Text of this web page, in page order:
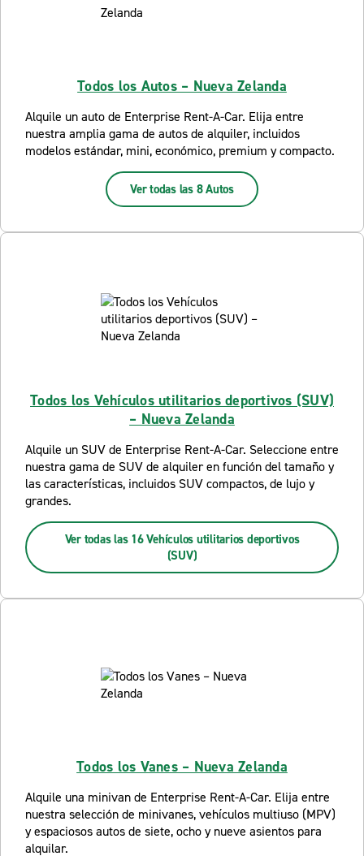
Todos los Autos – Nueva Zelanda
Alquile un auto de Enterprise Rent-A-Car. Elija entre
nuestra amplia gama de autos de alquiler, incluidos
modelos estándar, mini, económico, premium y compacto.
Ver todas las 8 Autos
Todos los Vehículos utilitarios deportivos (SUV)
– Nueva Zelanda
Alquile un SUV de Enterprise Rent-A-Car. Seleccione entre
nuestra gama de SUV de alquiler en función del tamaño y
las características, incluidos SUV compactos, de lujo y
grandes.
Ver todas las 16 Vehículos utilitarios deportivos
(SUV)
Todos los Vanes – Nueva Zelanda
Alquile una minivan de Enterprise Rent-A-Car. Elija entre
nuestra selección de minivanes, vehículos multiuso (MPV)
y espaciosos autos de siete, ocho y nueve asientos para
alquilar.